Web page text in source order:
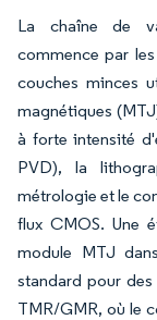
La chaîne de
commence par
couches minces
magnétiques
à forte intensité
PVD), la
métrologie et le
flux CMOS. Une
module MTJ
standard pour
TMR/GMR, où le